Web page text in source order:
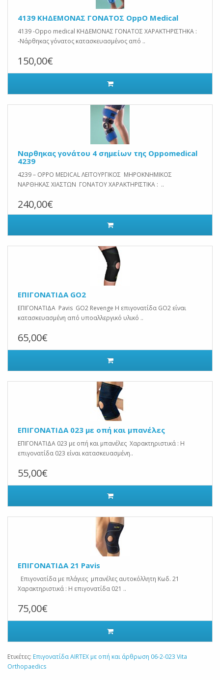
4139 ΚΗΔΕΜΟΝΑΣ ΓΟΝΑΤΟΣ OppO Medical
4139 -Oppo medical ΚΗΔΕΜΟΝΑΣ ΓΟΝΑΤΟΣ ΧΑΡΑΚΤΗΡΙΣΤΗΚΑ :
-Νάρθηκας γόνατος κατασκευασμένος από ..
150,00€
Ναρθηκας γονάτου 4 σημείων της Oppomedical
4239
4239 – OPPO MEDICAL ΛΕΙΤΟΥΡΓΙΚΟΣ ΜΗΡΟΚΝΗΜΙΚΟΣ
ΝΑΡΘΗΚΑΣ ΧΙΑΣΤΩΝ ΓΟΝΑΤΟΥ ΧΑΡΑΚΤΗΡΙΣΤΙΚΑ : ..
240,00€
ΕΠΙΓΟΝΑΤΙΔΑ GO2
ΕΠΙΓΟΝΑΤΙΔΑ Pavis GO2 Revenge Η επιγονατίδα GO2 είναι
κατασκευασμένη από υποαλλεργικό υλικό ..
65,00€
ΕΠΙΓΟΝΑΤΙΔΑ 023 με οπή και μπανέλες
ΕΠΙΓΟΝΑΤΙΔΑ 023 με οπή και μπανέλες Χαρακτηριστικά : Η
επιγονατίδα 023 είναι κατασκευασμένη..
55,00€
ΕΠΙΓΟΝΑΤΙΔΑ 21 Pavis
Επιγονατίδα με πλάγιες μπανέλες αυτοκόλλητη Κωδ. 21
Χαρακτηριστικά : Η επιγονατίδα 021 ..
75,00€
Ετικέτες: Επιγονατίδα AIRTEX με οπή και άρθρωση 06-2-023 Vita
Orthopaedics